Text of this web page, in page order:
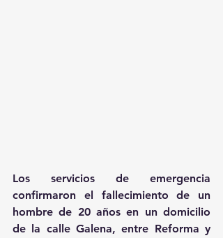
Los servicios de emergencia
confirmaron el fallecimiento de un
hombre de 20 años en un domicilio
de la calle Galena, entre Reforma y